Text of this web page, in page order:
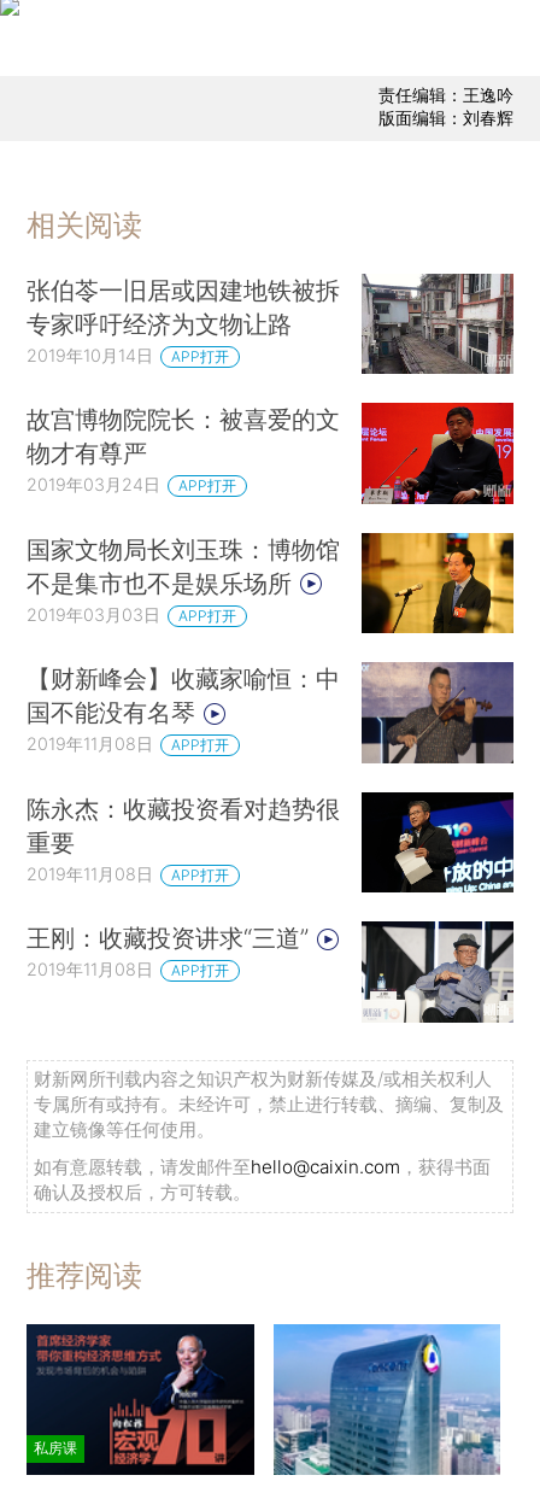
责任编辑：王逸吟
版面编辑：刘春辉
相关阅读
张伯苓一旧居或因建地铁被拆
专家呼吁经济为文物让路
2019年10月14日 APP打开
故宫博物院院长：被喜爱的文
物才有尊严
2019年03月24日 APP打开
国家文物局长刘玉珠：博物馆
不是集市也不是娱乐场所
2019年03月03日 APP打开
【财新峰会】收藏家喻恒：中
国不能没有名琴
2019年11月08日 APP打开
陈永杰：收藏投资看对趋势很
重要
2019年11月08日 APP打开
王刚：收藏投资讲求“三道”
2019年11月08日 APP打开
财新网所刊载内容之知识产权为财新传媒及/或相关权利人
专属所有或持有。未经许可，禁止进行转载、摘编、复制及
建立镜像等任何使用。
如有意愿转载，请发邮件至hello@caixin.com ，获得书面
确认及授权后，方可转载。
推荐阅读
私房课